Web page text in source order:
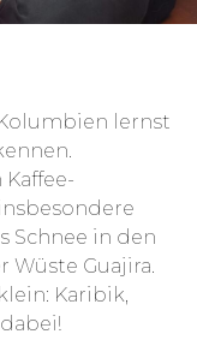
lernst
Schnee in den
Guajira.
Karibik,